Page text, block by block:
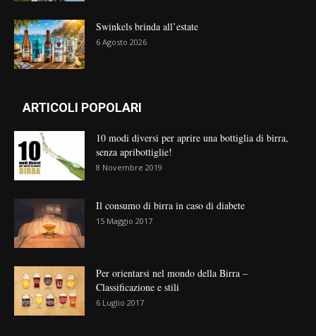
Swinkels brinda all’estate
6 Agosto 2026
ARTICOLI POPOLARI
10 modi diversi per aprire una bottiglia di birra,
senza apribottiglie!
8 Novembre 2019
Il consumo di birra in caso di diabete
15 Maggio 2017
Per orientarsi nel mondo della Birra –
Classificazione e stili
6 Luglio 2017